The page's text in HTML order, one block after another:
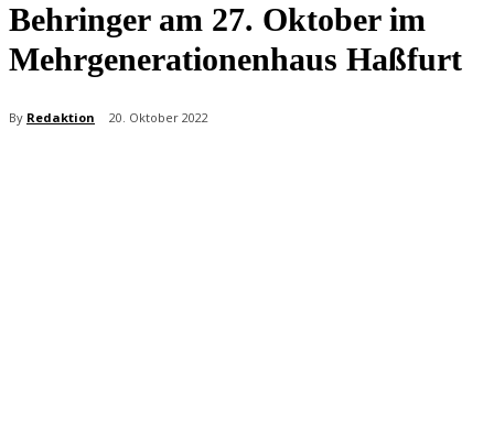
Behringer am 27. Oktober im
Mehrgenerationenhaus Haßfurt
By Redaktion 20. Oktober 2022